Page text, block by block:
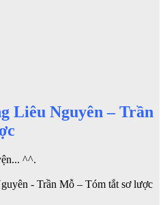
Liêu Nguyên – Trần
^^.